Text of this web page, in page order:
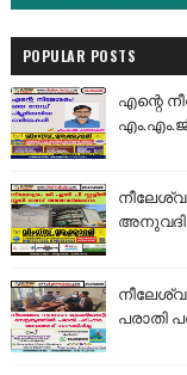
POPULAR POSTS
എന്റെ
പരാതി